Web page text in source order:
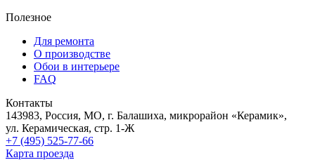
Полезное
Для ремонта
О производстве
Обои в интерьере
FAQ
Контакты
143983, Россия, МО, г. Балашиха, микрорайон «Керамик»,
ул. Керамическая, стр. 1-Ж
+7 (495) 525-77-66
Карта проезда